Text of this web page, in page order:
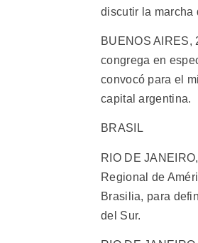
discutir la marcha
BUENOS AIRES,
congrega en
convocó para el
capital argentina.
BRASIL
RIO DE
Regional de
Brasilia, para
del Sur.